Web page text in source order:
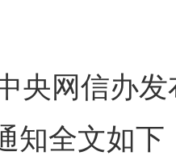
网信办发
知全文如下